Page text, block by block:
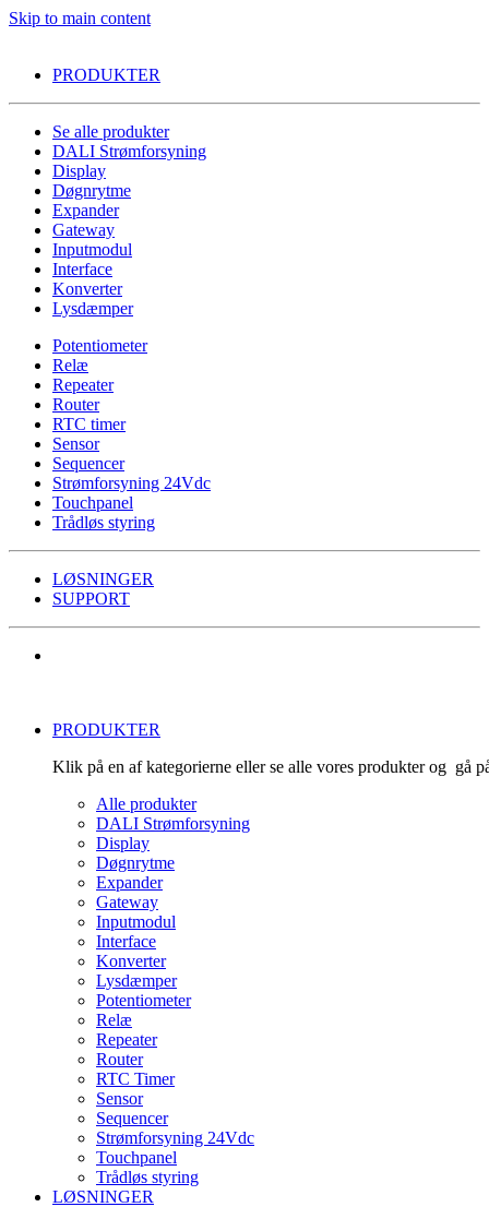
Skip to main content
PRODUKTER
Se alle produkter
DALI Strømforsyning
Display
Døgnrytme
Expander
Gateway
Inputmodul
Interface
Konverter
Lysdæmper
Potentiometer
Relæ
Repeater
Router
RTC timer
Sensor
Sequencer
Strømforsyning 24Vdc
Touchpanel
Trådløs styring
LØSNINGER
SUPPORT
PRODUKTER
Klik på en af kategorierne eller se alle vores produkter og gå
Alle produkter
DALI Strømforsyning
Display
Døgnrytme
Expander
Gateway
Inputmodul
Interface
Konverter
Lysdæmper
Potentiometer
Relæ
Repeater
Router
RTC Timer
Sensor
Sequencer
Strømforsyning 24Vdc
Touchpanel
Trådløs styring
LØSNINGER